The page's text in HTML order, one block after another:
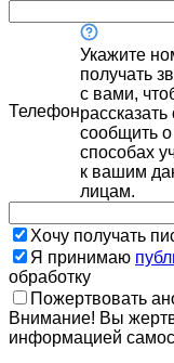
Телефон
Укажите
получать
с вами,
сообщить
способах
к вашим
лицам.
Хочу получать
Я принимаю
обработку
Пожертвовать
Внимание! Вы
информацией